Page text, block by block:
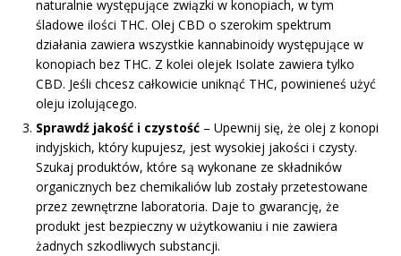
naturalnie występujące związki w konopiach, w tym
śladowe ilości THC. Olej CBD o szerokim spektrum
działania zawiera wszystkie kannabinoidy występujące w
konopiach bez THC. Z kolei olejek Isolate zawiera tylko
CBD. Jeśli chcesz całkowicie uniknąć THC, powinieneś użyć
oleju izolującego.
Sprawdź jakość i czystość – Upewnij się, że olej z konopi
indyjskich, który kupujesz, jest wysokiej jakości i czysty.
Szukaj produktów, które są wykonane ze składników
organicznych bez chemikaliów lub zostały przetestowane
przez zewnętrzne laboratoria. Daje to gwarancję, że
produkt jest bezpieczny w użytkowaniu i nie zawiera
żadnych szkodliwych substancji.